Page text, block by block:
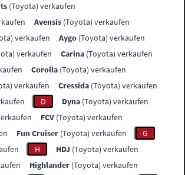
(Toyota) verkaufen
Avensis (Toyota) verkaufen
verkaufen Aygo (Toyota) verkaufen
verkaufen Carina (Toyota) verkaufen
Corolla (Toyota) verkaufen
verkaufen Cressida (Toyota) verkaufen
D Dyna (Toyota) verkaufen
FCV (Toyota) verkaufen
Fun Cruiser (Toyota) verkaufen
G
H HDJ (Toyota) verkaufen
Highlander (Toyota) verkaufen